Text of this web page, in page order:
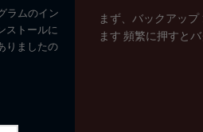
まず、バックアッ
ます 頻繁に押すとバ
ラムのイン
ストールに
りましたの